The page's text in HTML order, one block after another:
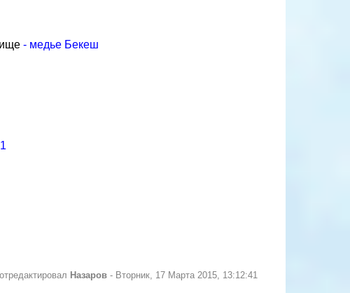
- медье Бекеш
Назаров - Вторник, 17 Марта 2015, 13:12:41